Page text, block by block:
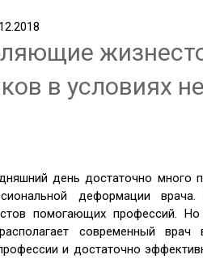
в условиях
день достаточно много
деформации
помогающих профессий.
современный
и достаточно